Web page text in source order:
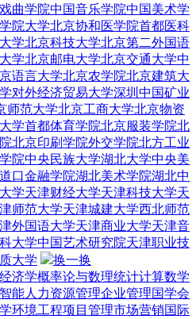
曲学院中国音乐学院中国美术学
院大学北京协和医学院首都医科
学北京科技大学北京第二外国语
学北京邮电大学北京交通大学中
语言大学北京农学院北京建筑大
对外经济贸易大学深圳 中国矿业
师范大学北京工商大学北京物资
学首都体育学院北京服装学院北
北京印刷学院外交学院北方工业
院中央民族大学湖北大学中央美
口金融学院湖北美术学院湖北中
学天津财经大学天津科技大学天
师范大学天津城建大学西北师范
外国语大学天津商业大学天津音
大学中国艺术研究院天津职业技
大学
换一换
经济学概率论与数理统计计算数学
能人力资源管理企业管理国学会
环境工程项目管理市场营销国际